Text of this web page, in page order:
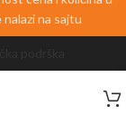
na sajtu